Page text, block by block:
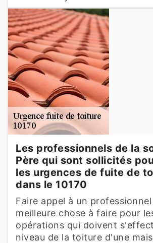
Les professionnels de la
Père qui sont sollicités
les urgences de fuite de
dans le 10170
Faire appel à un
meilleure chose à faire pour
opérations qui doivent
niveau de la toiture d'une